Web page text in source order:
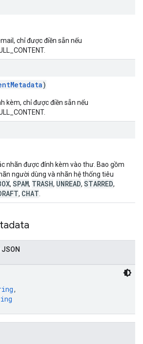
chỉ được điền sẵn nếu
)
kèm, chỉ được điền sẵn nếu
nhãn được đính kèm vào thư. Bao gồm
người dùng và nhãn hệ thống tiêu
, SPAM, TRASH, UNREAD, STARRED,
, CHAT
,